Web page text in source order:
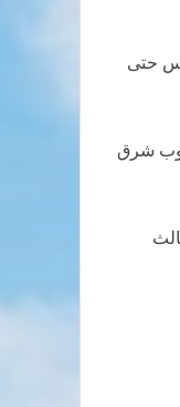
سيقوم مع كرادلة الكرسي الرسولي خلوة روحية خارج الفاتيكان، بمناسبة الصوم فى الفترة من 9 مارس حتى
شرق
الثالث